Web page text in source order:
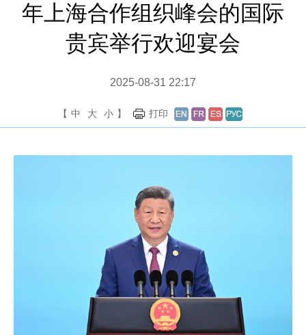
年上海合作组织峰会的国际
贵宾举行欢迎宴会
2025-08-31 22:17
【 中 大 小 】 打印